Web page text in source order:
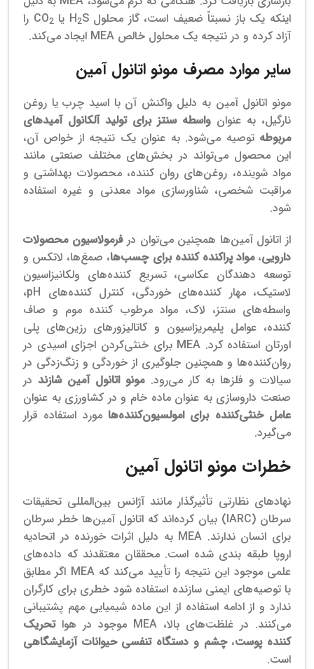
اینکه یک باز نسبتاً ضعیف است، گاز محلول H 2S یا CO 2
را
آزاد کرده و در نتیجه یک محلول خالص MEA ایجاد می‌کند.
سایر موارد مصرف مونو اتانول آمین
مونو اتانول آمین به دلیل واکنش آن با اسید چرب یا روغن
نارگیل، به عنوان واسطه سنتز برای تولید آلکانول آمیدهای
مربوطه توصیه می‌شود. به عنوان یک نتیجه از خواص آن،
این محصول می‌تواند در بخش‌های مختلف صنعتی مانند
مواد شوینده، روغن‌های روان کننده، محصولات بهداشتی و
مراقبت شخصی، شناورسازی مواد معدنی و غیره استفاده
شود.
از اتانول آمین‌ها همچنین می‌توان درفرمولاسیون محصولات
دارویی، مواد پراکنده کننده برای چسب‌ها، صمغ‌ها، لاتکس و
توسعه دهندگان عکاسی، تسریع کننده‌های ولکانیزاسیون
لاستیک، مهار کننده‌های خوردگی، کنترل کننده‌های pH،
واسطه‌های سنتز، لاک، مواد مرطوب کننده موم و صاف
کننده، عوامل پلیمریزاسیون و کاتالیزورهای رزین‌های پلی
اورتان استفاده کرد.
MEA برای خنثی‌کردن اجزای اسیدی در
روان‌کننده‌ها و همچنین جلوگیری از خوردگی و زنگ‌زدگی در
سیالات و فلزها به کار می‌رود.مونو اتانول آمین شازنددر
صنعت داروسازی به عنوان ماده خام و در کشاورزی به عنوان
عامل خنثی‌کننده برای امولسیون‌کننده‌ها مورد استفاده قرار
می‌گیرد.
خطرات مونو اتانول آمین
نهادهای نظارتی تأثیرگذار مانند آژانس بین‌المللی تحقیقات
سرطان (IARC) بیان کرده‌اند که اتانول آمین‌ها خطر سرطان
برای انسان ندارند. MEA به دلیل اثرات خورنده در اتحادیه
اروپا طبقه بندی شده است.محققان معتقدند که داده‌های
علمی موجود این نتیجه را تأیید می‌کند که MEA اگر مطابق
با توصیه‌های ایمنی سازنده استفاده شود خطری برای کارگران
ندارد و از ادامه استفاده از این ماده شیمیایی مهم پشتیبانی
می‌کنند. در غلظت‌های بالا، MEA موجود در هوا
تحریک
کننده پوست،چشم و دستگاه تنفسی حیوانات آزمایشگاهی
است.